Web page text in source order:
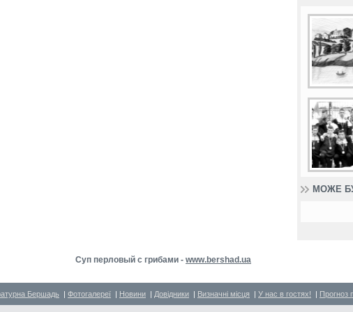
МОЖЕ
Суп перловый с грибами - www.bershad.ua
Бершадь | Фотогалереї | Новини | Довідники | Визначні місця | У нас в гостях! | Прогноз